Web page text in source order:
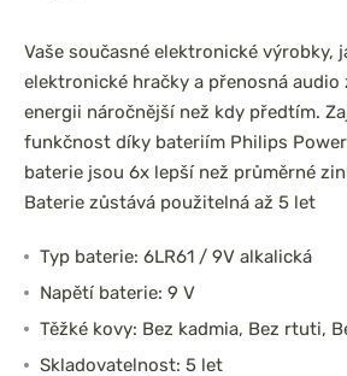
Vaše současné elektronické výrobky,
elektronické hračky a přenosná audio
energii náročnější než kdy předtím.
funkčnost díky bateriím Philips
baterie jsou 6x lepší než průměrné
Baterie zůstává použitelná až 5 let
Typ baterie: 6LR61 / 9V alkalická
Napětí baterie: 9 V
Těžké kovy: Bez kadmia, Bez rtuti,
Skladovatelnost: 5 let